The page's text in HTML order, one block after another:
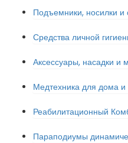
Подъемники, носилки
Средства личной
Аксессуары, насадки и
Медтехника для дома
Реабилитационный
Параподиумы